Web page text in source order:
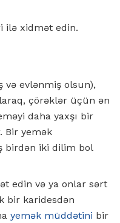
ilə xidmət edin.
və evlənmiş olsun),
çörəklər üçün ən
daha yaxşı bir
Bir yemək
birdən iki dilim bol
edin və ya onlar sərt
bir karidesdən
yemək müddətini bir